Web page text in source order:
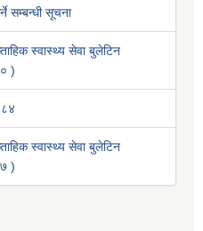
सम्बन्धी सूचना
स्वास्थ्य सेवा बुलेटिन
)
स्वास्थ्य सेवा बुलेटिन
)